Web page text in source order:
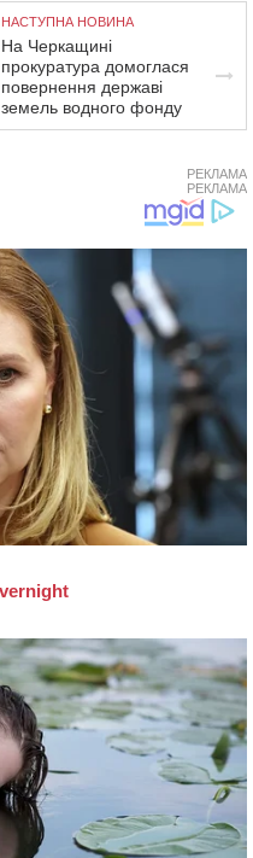
НАСТУПНА НОВИНА
На Черкащині
прокуратура домоглася
повернення державі
земель водного фонду
РЕКЛАМА
РЕКЛАМА